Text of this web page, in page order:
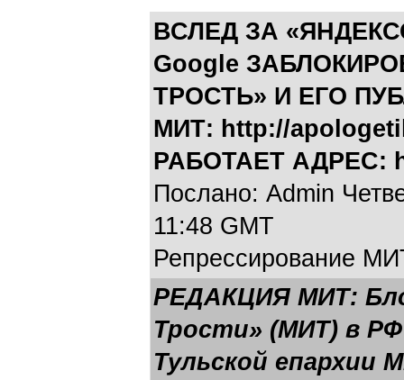
ВСЛЕД ЗА
Google
ТРОСТЬ» И ЕГО
МИТ: http://
РАБОТАЕТ АДРЕС:
Послано: Admin
11:48 GMT
Репрессирование
РЕДАКЦИЯ МИТ:
Трости» (МИТ) в РФ
Тульской епархии